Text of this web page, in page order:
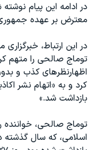
در ادامه این پیام
معترض بر عهده
در این ارتباط،
توماج صالحی را متهم
اظهارنظرهای کذب و
کرد و به «اتهام نشر
بازداشت شد.»
توماج صالحی،
اسلامی، که سال گذشته